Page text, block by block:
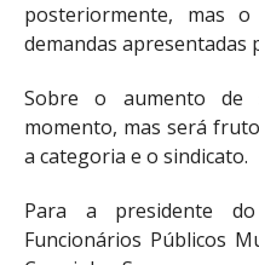
posteriormente, mas
demandas apresentadas
Sobre o aumento de
momento, mas será
a categoria e o sindicato.
Para a presidente do
Funcionários Públicos